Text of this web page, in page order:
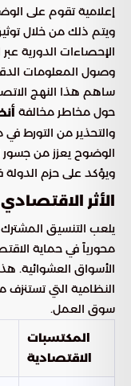
إعلامية تقوم على
ويتم ذلك من خلال
الإحصاءات الدورية
وصول المعلومات
ساهم هذا النهج
حول مخاطر مخالفة
والتحذير من التورط
الوضوح يعزز من جسور
ويؤكد على حزم الدولة
الأثر
يلعب التنسيق
محورياً في حماية
الأسواق العشوائية.
النظامية التي تستنزف
سوق العمل.
المكتسبات
الاقتصادية